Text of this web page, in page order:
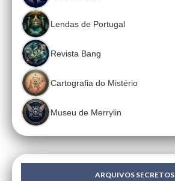
Lendas de Portugal
Revista Bang
Cartografia do Mistério
Museu de Merrylin
ARQUIVOS SECRETOS